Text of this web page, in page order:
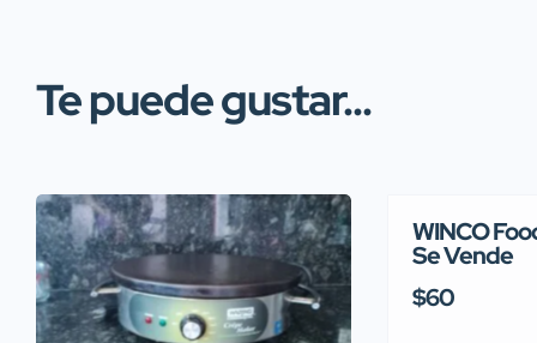
Te puede gustar...
WINCO
Se Vende
$60